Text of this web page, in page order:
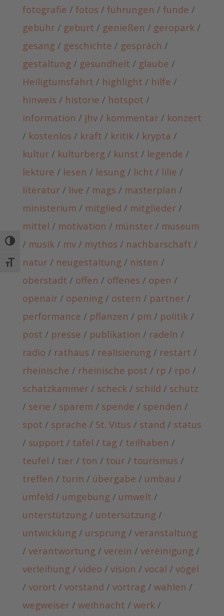
Umschalten auf hohe Kontraste
Schrift vergrößern
fotografie / fotos / führungen / funde /
gebühr/ geburt / genießen / geropark/
gesang/ geschichte / gespräch /
gestaltung/ gesundheit / glaube /
Heiligtumsfahrt / highlight / hilfe /
hinweis / historie / hotspot /
information / jhv/ kommentar/ konzert
/ kostenlos / kraft / kritik/ krypta /
kultur/ kulturberg/ kunst / legende /
lektüre / lesen / lesung/ licht / lilie /
literatur/ live / mags / masterplan /
ministerium / mitglied / mitglieder/
mittel / motivation / münster/ museum
/ musik/ mv/ mythos / nachbarschaft /
natur/ neugestaltung/ nisten /
oberstadt / offen / offenes / open /
openair/ opening/ ostern / partner/
performance / pflanzen / pm / politik/
post / presse / publikation / radeln /
radio / rathaus / realisierung/ restart /
rheinische / rheinische post / rp / rpo /
schatzkammer/ scheck/ schild / schutz
/ serie / sparem / spende / spenden /
spot / sprache / St. Vitus / stand / status
/ support / tafel / tag/ teilhaben /
teufel / tier/ ton / tour/ tourismus /
treffen / turm / übergabe / umbau /
umfeld / umgebung/ umwelt /
unterstützung/ untersützung/
untwicklung/ ursprung/ veranstaltung
/ verantwortung/ verein / vereinigung/
verleihung/ video / vision / vocal / vögel
/ vorort / vorstand / vortrag/ wahlen /
wegweiser/ weihnacht / werk/